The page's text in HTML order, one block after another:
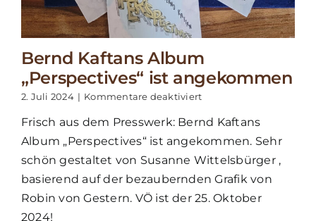
Bernd Kaftans Album
„Perspectives“ ist angekommen
2. Juli 2024 | Kommentare deaktiviertfür
Kaftans
Album
ist
angekommen
Frisch aus dem Presswerk: Bernd Kaftans
Album „Perspectives“ ist angekommen. Sehr
schön gestaltet von Susanne Wittelsbürger ,
basierend auf der bezaubernden Grafik von
Robin von Gestern. VÖ ist der 25. Oktober
2024!